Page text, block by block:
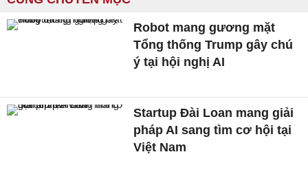
Robot mang gương mặt
Tổng thống Trump gây chú
ý tại hội nghị AI
Startup Đài Loan mang giải
pháp AI sang tìm cơ hội tại
Việt Nam